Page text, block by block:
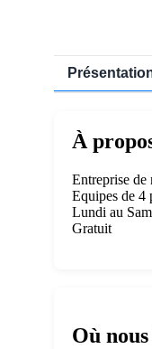
À
Entreprise de
Equipes de 4
Lundi au
Gratuit
Où